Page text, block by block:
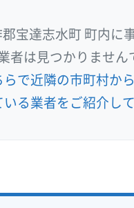
宝達志水町 町内に
者は見つかりません
らで近隣の市町村か
いる業者をご紹介して